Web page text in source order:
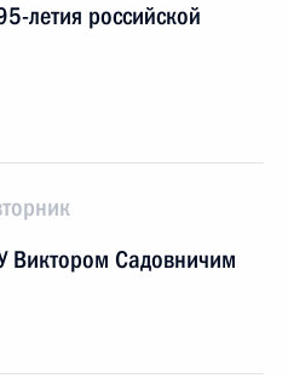
летия российской
Виктором Садовничим